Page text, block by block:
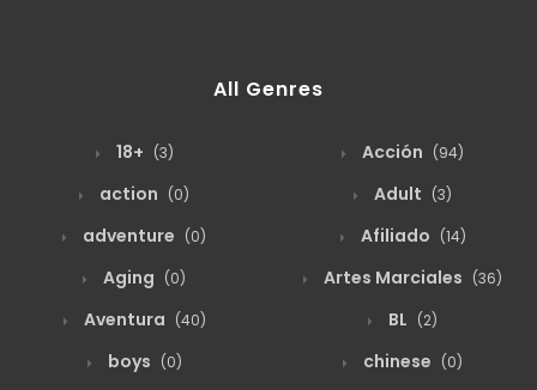
agosto 19, 2025
agosto 19, 2025
agosto 19, 2025
All Genres
18+ (3) Acción (94)
action (0) Adult (3)
adventure (0) Afiliado (14)
Aging (0) Artes Marciales (36)
Aventura (40) BL (2)
boys (0) chinese (0)